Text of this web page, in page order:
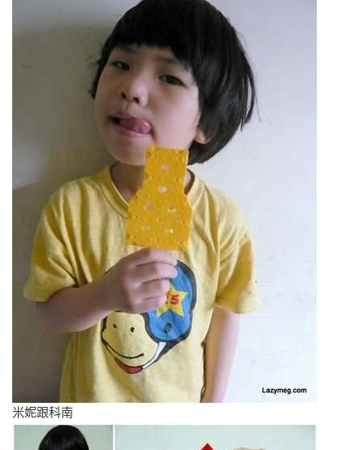
米妮跟科南